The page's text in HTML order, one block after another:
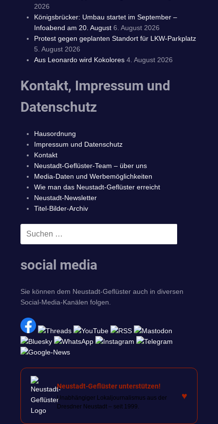
2026
Königsbrücker: Umbau startet im September –
Infoabend am 20. August 6. August 2026
Protest gegen geplanten Standort für LKW-Parkplatz
5. August 2026
Aus Leonardo wird Kokolores 4. August 2026
Kontakt, Impressum und
Datenschutz
Hausordnung
Impressum und Datenschutz
Kontakt
Neustadt-Geflüster-Team – über uns
Media-Daten und Werbemöglichkeiten
Wie man das Neustadt-Geflüster erreicht
Neustadt-Newsletter
Titel-Bilder-Archiv
Suchen
social media
Sie können dem Neustadt-Geflüster auch in diversen
Social-Media-Kanälen folgen.
Neustadt-Geflüster unterstützen!
Unabhängiger Lokaljournalismus aus der
Dresdner Neustadt – seit 1999.
♥